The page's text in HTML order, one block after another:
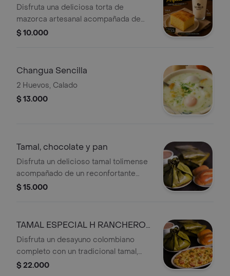
CUBANA
Disfruta una deliciosa torta de
mazorca artesanal acompañada de
una refrescante avena cubana bien
consentirte en cualquier momento del
día con un auténtico toque
colombiano.
$ 10.000
Changua Sencilla
2 Huevos, Calado
$ 13.000
Tamal, chocolate y pan
Disfruta un delicioso tamal tolimense
acompañado de un reconfortante
chocolate caliente y pan fresco.
$ 15.000
TAMAL ESPECIAL H RANCHEROS
CHOCOLATE,PAN
Disfruta un desayuno colombiano
completo con un tradicional tamal,
acompañando de deliciosos huevos
$ 22.000